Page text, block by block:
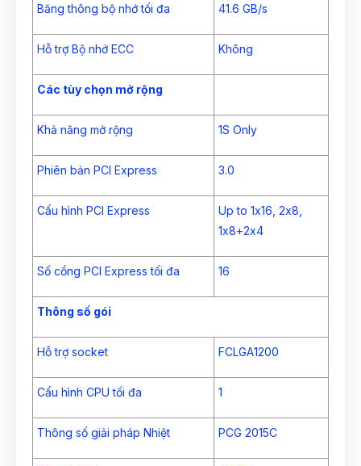
Băng thông bộ nhớ tối đa 41.6 GB/s
Hỗ trợ Bộ nhớ ECC Không
Các tùy chọn mở rộng
Khả năng mở rộng 1S Only
Phiên bản PCI Express 3.0
Cấu hình PCI Express
Up to 1x16, 2x8,
1x8+2x4
Số cổng PCI Express tối đa 16
Thông số gói
Hỗ trợ socket FCLGA1200
Cấu hình CPU tối đa 1
Thông số giải pháp Nhiệt PCG 2015C